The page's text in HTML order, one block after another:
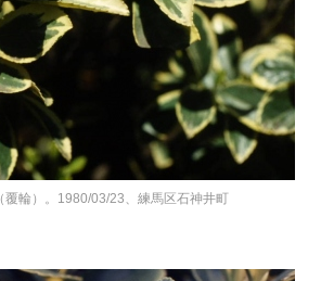
輪）。1980/03/23、練馬区石神井町